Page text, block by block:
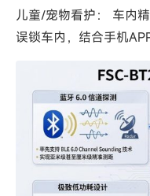
儿童/宠物看护： 车内
误锁车内，结合手机